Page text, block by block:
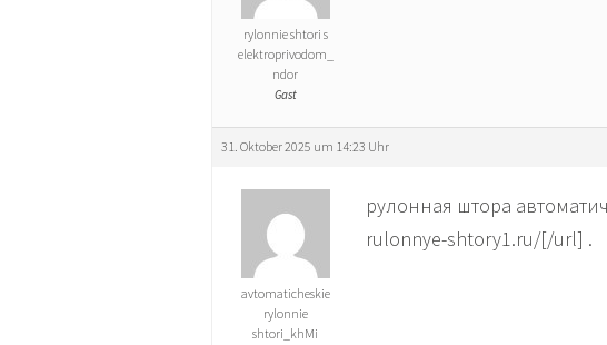
rylonnie shtori s
elektroprivodom_
ndor
Gast
31. Oktober 2025 um 14:23 Uhr
avtomaticheskie
rylonnie
shtori_khMi
рулонная штора
rulonnye-shtory1.ru/[/url] .